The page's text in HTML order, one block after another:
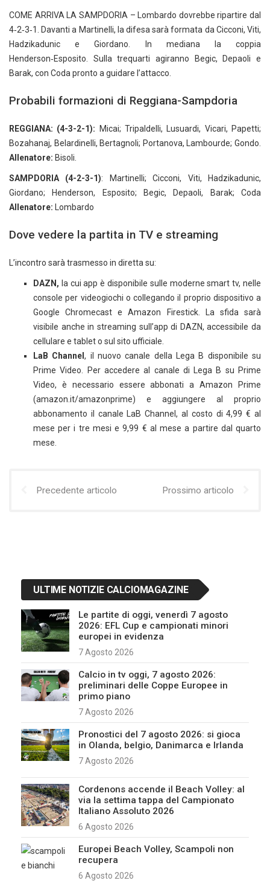
COME ARRIVA LA SAMPDORIA – Lombardo dovrebbe ripartire dal
4‑2‑3‑1. Davanti a Martinelli, la difesa sarà formata da Cicconi, Viti,
Hadzikadunic e Giordano. In mediana la coppia
Henderson‑Esposito. Sulla trequarti agiranno Begic, Depaoli e
Barak, con Coda pronto a guidare l’attacco.
Probabili formazioni di Reggiana-Sampdoria
REGGIANA: (4-3-2-1): Micai; Tripaldelli, Lusuardi, Vicari, Papetti;
Bozahanaj, Belardinelli, Bertagnoli; Portanova, Lambourde; Gondo.
Allenatore: Bisoli.
SAMPDORIA (4-2-3-1): Martinelli; Cicconi, Viti, Hadzikadunic,
Giordano; Henderson, Esposito; Begic, Depaoli, Barak; Coda
Allenatore: Lombardo
Dove vedere la partita in TV e streaming
L’incontro sarà trasmesso in diretta su:
DAZN, la cui app è disponibile sulle moderne smart tv, nelle
console per videogiochi o collegando il proprio dispositivo a
Google Chromecast e Amazon Firestick. La sfida sarà
visibile anche in streaming sull’app di DAZN, accessibile da
cellulare e tablet o sul sito ufficiale.
LaB Channel, il nuovo canale della Lega B disponibile su
Prime Video. Per accedere al canale di Lega B su Prime
Video, è necessario essere abbonati a Amazon Prime
(amazon.it/amazonprime) e aggiungere al proprio
abbonamento il canale LaB Channel, al costo di 4,99 € al
mese per i tre mesi e 9,99 € al mese a partire dal quarto
mese.
Precedente articolo Prossimo articolo
ULTIME NOTIZIE CALCIOMAGAZINE
Le partite di oggi, venerdì 7 agosto
2026: EFL Cup e campionati minori
europei in evidenza
7 Agosto 2026
Calcio in tv oggi, 7 agosto 2026:
preliminari delle Coppe Europee in
primo piano
7 Agosto 2026
Pronostici del 7 agosto 2026: si gioca
in Olanda, belgio, Danimarca e Irlanda
7 Agosto 2026
Cordenons accende il Beach Volley: al
via la settima tappa del Campionato
Italiano Assoluto 2026
6 Agosto 2026
Europei Beach Volley, Scampoli non
recupera
6 Agosto 2026